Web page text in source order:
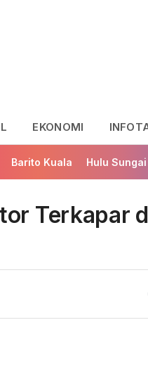
EKONOMI
Barito Kuala Hulu
Terkapar